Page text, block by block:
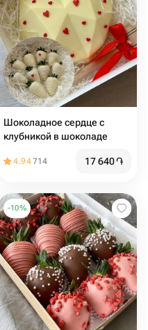
Шоколадное сердце с
клубникой в шоколаде
4.94714 17 640֏
-10%